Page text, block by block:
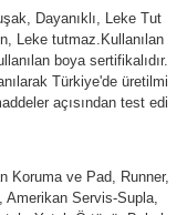
Dayanıklı, Leke Tut
Leke tutmaz.Kullanılan
boya sertifikalıdır.
Türkiye'de üretilmi
açısından test edi
Koruma ve Pad, Runner,
Amerikan Servis-Supla,